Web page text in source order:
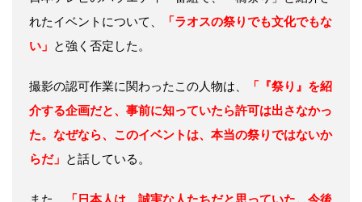
れたイベントについて、
「ラオスの祭りでも文化でもな
い」 と強く否定した。
撮影の認可作業に関わったこの人物は、
「『祭り』を紹
介する企画だと、事前に知っていたら許可は出さなかっ
た。なぜなら、このイベントは、本当の祭りではないか
らだ」 と話している。